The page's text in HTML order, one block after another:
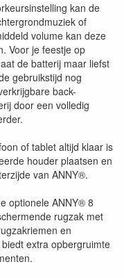
kan de
of
volume kan deze
Voor je feestje op
de batterij maar liefst
gebruikstijd nog
back-
door een volledig
of tablet altijd klaar is
houder plaatsen en
van ANNY®.
optionele ANNY® 8
rugzak met
en
extra opbergruimte